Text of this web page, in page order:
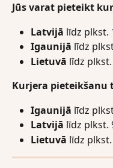
Jūs varat pieteikt
Latvijā līdz plkst.
Igaunijā līdz
Lietuvā līdz
Kurjera pieteikšanu
Igaunijā līdz
Latvijā līdz plkst.
Lietuvā līdz